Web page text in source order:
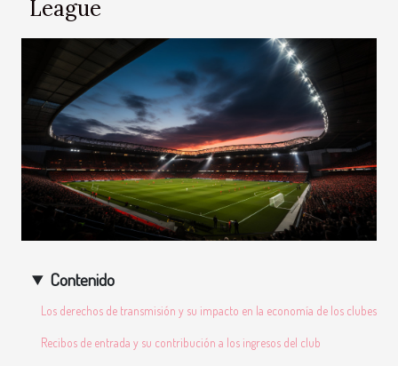
League
Contenido
Los derechos de transmisión y su impacto en la economía de los clubes
Recibos de entrada y su contribución a los ingresos del club